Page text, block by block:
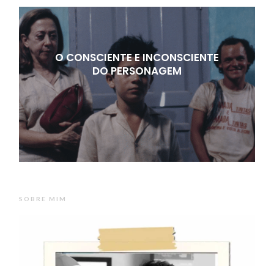
O CONSCIENTE E INCONSCIENTE
DO PERSONAGEM
SOBRE MIM